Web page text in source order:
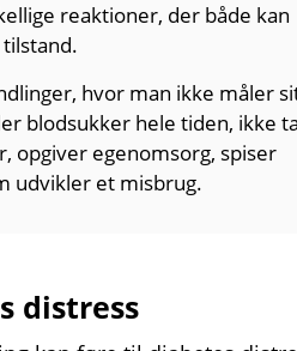
reaktioner, der både kan
hvor man ikke måler
blod­sukker hele tiden, ikke
opgiver egen­omsorg, spiser
udvikler et misbrug.
distress